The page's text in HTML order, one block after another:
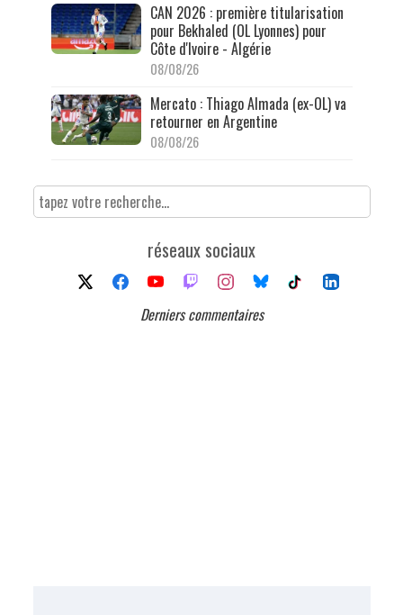
CAN 2026 : première titularisation
pour Bekhaled (OL Lyonnes) pour
Côte d'Ivoire - Algérie
08/08/26
Mercato : Thiago Almada (ex-OL) va
retourner en Argentine
08/08/26
réseaux sociaux
Derniers commentaires